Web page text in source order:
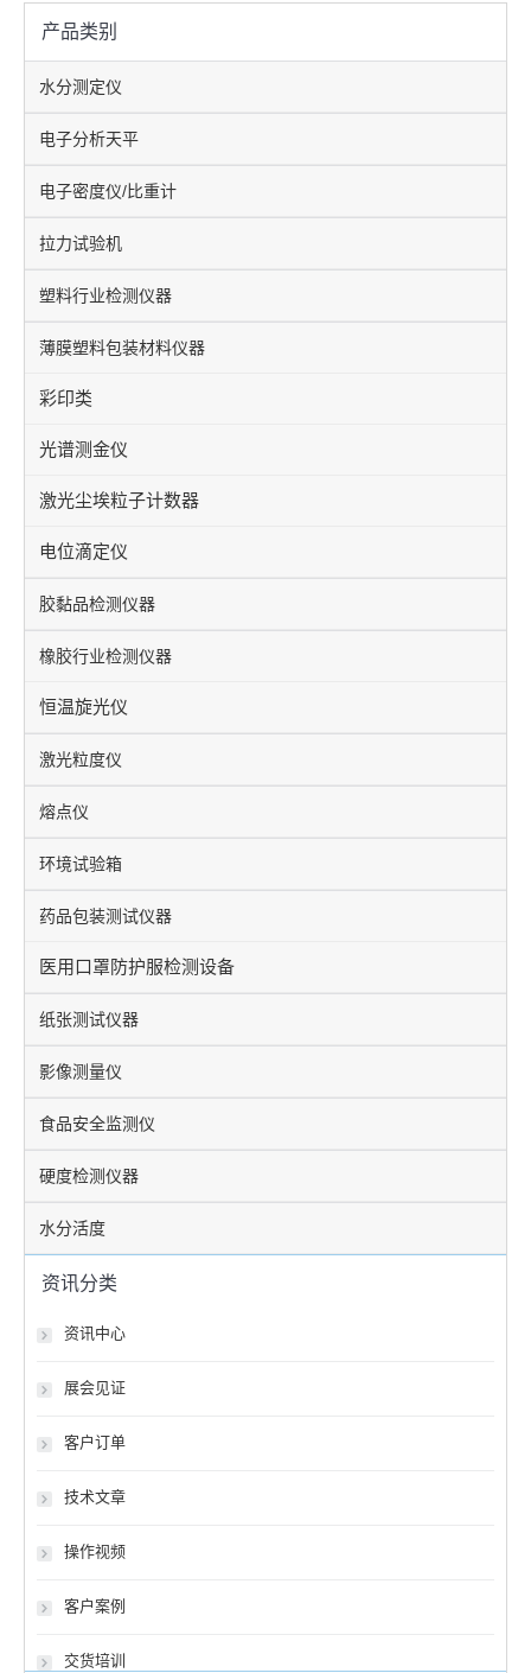
产品类别
水分测定仪
电子分析天平
电子密度仪/比重计
拉力试验机
塑料行业检测仪器
薄膜塑料包装材料仪器
彩印类
光谱测金仪
激光尘埃粒子计数器
电位滴定仪
胶黏品检测仪器
橡胶行业检测仪器
恒温旋光仪
激光粒度仪
熔点仪
环境试验箱
药品包装测试仪器
医用口罩防护服检测设备
纸张测试仪器
影像测量仪
食品安全监测仪
硬度检测仪器
水分活度
资讯分类
资讯中心
展会见证
客户订单
技术文章
操作视频
客户案例
交货培训